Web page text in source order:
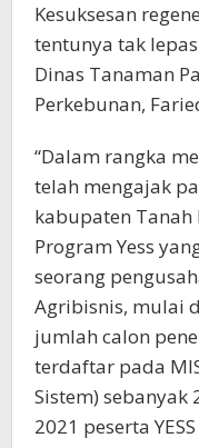
Kesuksesan
tentunya tak
Dinas Tanaman
Perkebunan,
“Dalam rangka
telah mengajak
kabupaten
Program Yess
seorang
Agribisnis, mulai
jumlah calon
terdaftar pada
Sistem) sebanyak
2021 peserta